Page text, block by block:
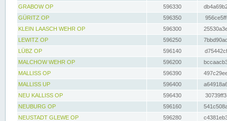
GRABOW OP
596330
GÜRITZ OP
596350
KLEIN LAASCH WEHR OP
596300
LEWITZ OP
596250
LÜBZ OP
596140
MALCHOW WEHR OP
596200
MALLISS OP
596390
MALLISS UP
596400
NEU KALLISS OP
596430
NEUBURG OP
596160
NEUSTADT GLEWE OP
596280